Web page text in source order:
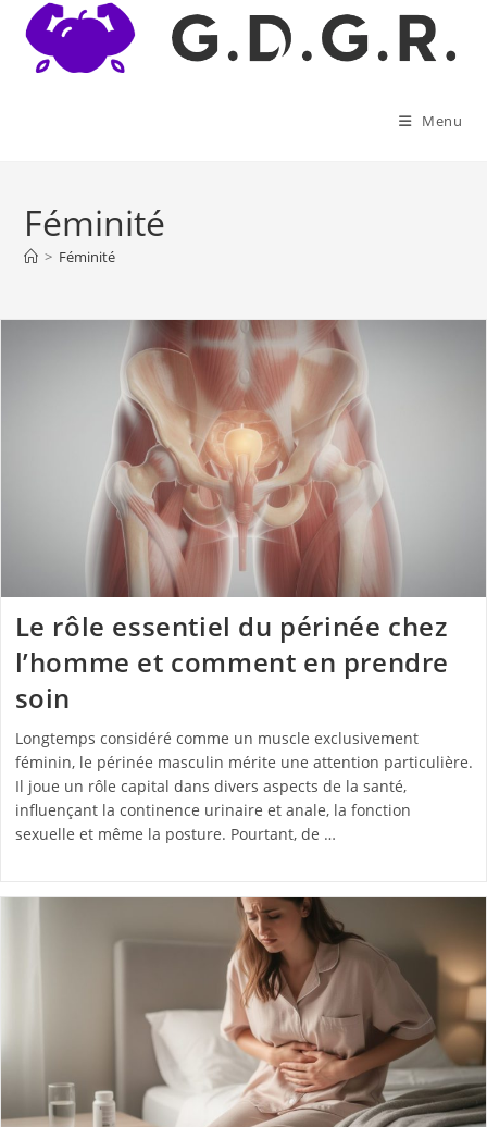
content
Menu
Féminité
> Féminité
Le rôle essentiel du périnée chez
l’homme et comment en prendre
soin
Longtemps considéré comme un muscle exclusivement
féminin, le périnée masculin mérite une attention particulière.
Il joue un rôle capital dans divers aspects de la santé,
influençant la continence urinaire et anale, la fonction
sexuelle et même la posture. Pourtant, de …